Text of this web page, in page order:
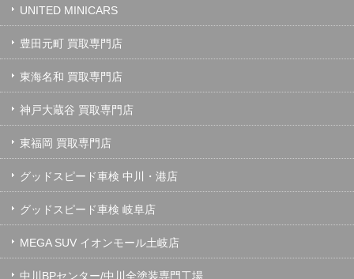
UNITED MINICARS
豊田元町 買取専門店
東海名和 買取専門店
神戸大蔵谷 買取専門店
東福岡 買取専門店
グッドスピード車検 中川・港店
グッドスピード車検 岐阜店
MEGA SUV イオンモール土岐店
中川BPセンター/中川全塗装専門工場